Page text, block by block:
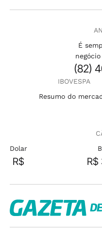
É
negócio
(82)
IBOVESPA
Resumo do
Dolar
R$ R$